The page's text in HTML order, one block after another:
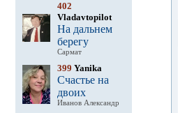
402
Vladavtopilot
На дальнем
берегу
Сармат
399 Yanika
Счастье на
двоих
Иванов Александр